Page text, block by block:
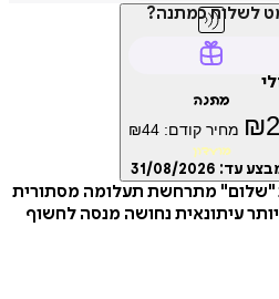
כמתנה?
קודם: ₪44
31/08/2026
מתרחשת תעלומה מסתורית
עיתונאית נחושה מנסה לחשוף